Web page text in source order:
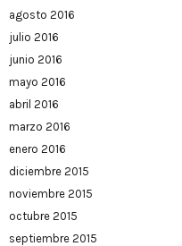
agosto 2016
julio 2016
junio 2016
mayo 2016
abril 2016
marzo 2016
enero 2016
diciembre 2015
noviembre 2015
octubre 2015
septiembre 2015